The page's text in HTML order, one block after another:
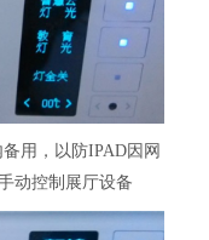
用，以防IPAD因网
动控制展厅设备